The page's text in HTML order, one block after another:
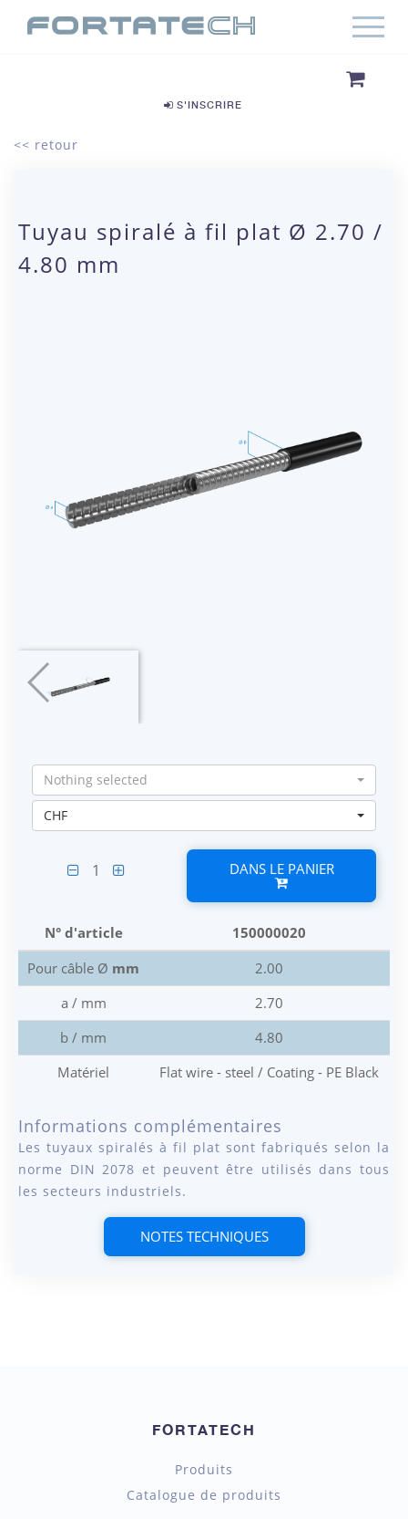
S'INSCRIRE
<< retour
Tuyau spiralé à fil plat Ø 2.70 /
4.80 mm
Nothing selected
CHF
1 DANS LE PANIER
N° d'article
150000020
Pour câble Ø mm
2.00
a / mm
2.70
b / mm
4.80
Matériel
Flat wire - steel / Coating - PE Black
Informations complémentaires
Les tuyaux spiralés à fil plat sont fabriqués selon la
norme DIN 2078 et peuvent être utilisés dans tous
les secteurs industriels.
NOTES TECHNIQUES
FORTATECH
Produits
Catalogue de produits